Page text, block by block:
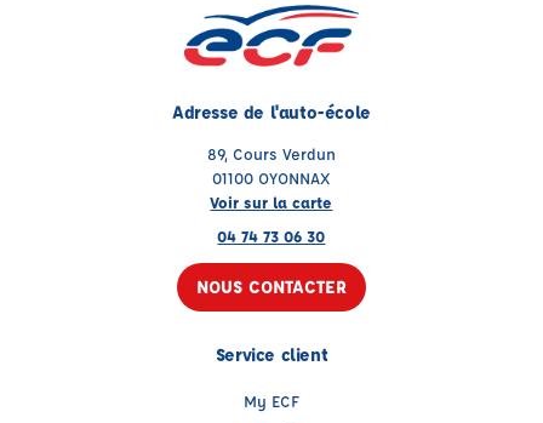
Adresse de l'auto-école
89, Cours Verdun
01100 OYONNAX
Voir sur la carte
04 74 73 06 30
NOUS CONTACTER
Service client
My ECF